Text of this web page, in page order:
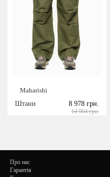
Maharishi
Штани
8 978 грн.
14 964 грн.
Про нас
Гарантія